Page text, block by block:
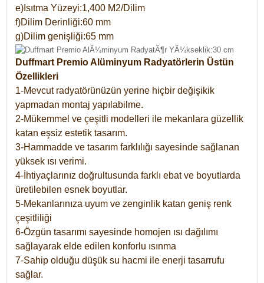
e)Isıtma Yüzeyi:1,400 M2/Dilim
f)Dilim Derinliği:60 mm
g)Dilim genişliği:65 mm
Duffmart Premio Alüminyum Radyatörlerin Üstün
Özellikleri
1-Mevcut radyatörünüzün yerine hiçbir değişikik
yapmadan montaj yapılabilme.
2-Mükemmel ve çeşitli modelleri ile mekanlara güzellik
katan eşsiz estetik tasarım.
3-Hammadde ve tasarım farklılığı sayesinde sağlanan
yüksek ısı verimi.
4-İhtiyaçlarınız doğrultusunda farklı ebat ve boyutlarda
üretilebilen esnek boyutlar.
5-Mekanlarınıza uyum ve zenginlik katan geniş renk
çeşitliliği
6-Özgün tasarımı sayesinde homojen ısı dağılımı
sağlayarak elde edilen konforlu ısınma
7-Sahip olduğu düşük su hacmi ile enerji tasarrufu
sağlar.